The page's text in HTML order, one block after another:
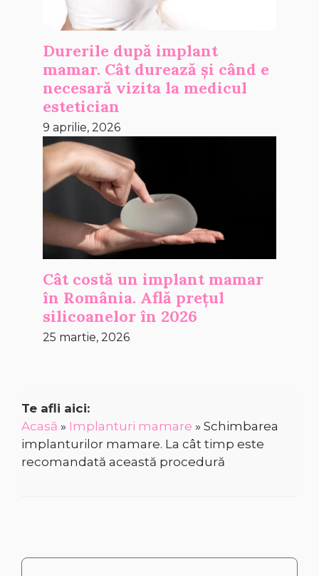
Durerile după implant
mamar. Cât durează și când e
necesară vizita la medicul
estetician
9 aprilie, 2026
Cât costă un implant mamar
în România. Află prețul
silicoanelor în 2026
25 martie, 2026
Te afli aici:
Acasă » Implanturi mamare » Schimbarea
implanturilor mamare. La cât timp este
recomandată această procedură